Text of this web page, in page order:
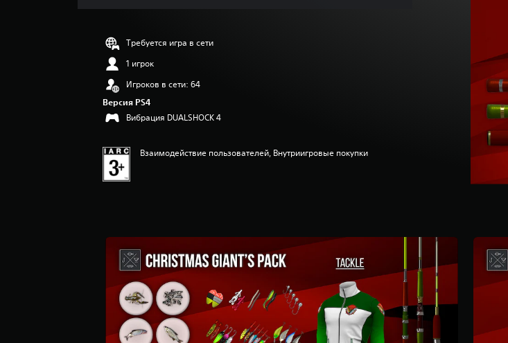
к
Требуется игра в сети
1 игрок
Игроков в сети: 64
Версия PS4
Вибрация DUALSHOCK 4
Взаимодействие пользователей, Внутриигровые покупки